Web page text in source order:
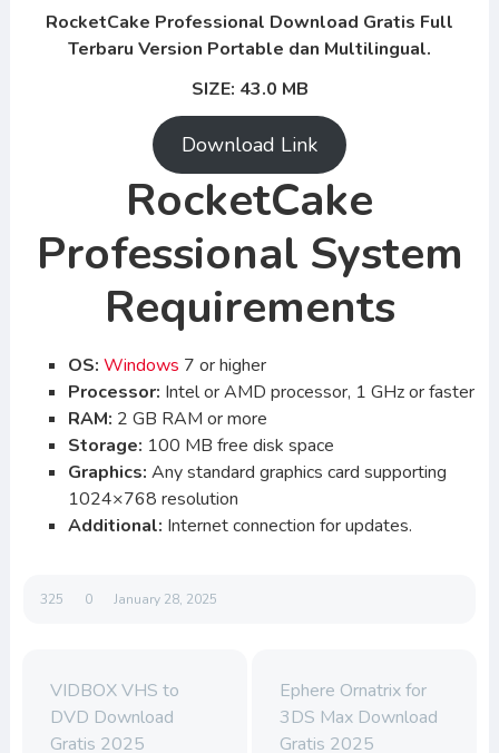
RocketCake Professional Download Gratis Full
Terbaru Version Portable dan Multilingual.
SIZE: 43.0 MB
Download Link
RocketCake
Professional System
Requirements
OS: Windows 7 or higher
Processor: Intel or AMD processor, 1 GHz or faster
RAM: 2 GB RAM or more
Storage: 100 MB free disk space
Graphics: Any standard graphics card supporting
1024×768 resolution
Additional: Internet connection for updates.
325 0 January 28, 2025
VIDBOX VHS to
DVD Download
Gratis 2025
Ephere Ornatrix for
3DS Max Download
Gratis 2025